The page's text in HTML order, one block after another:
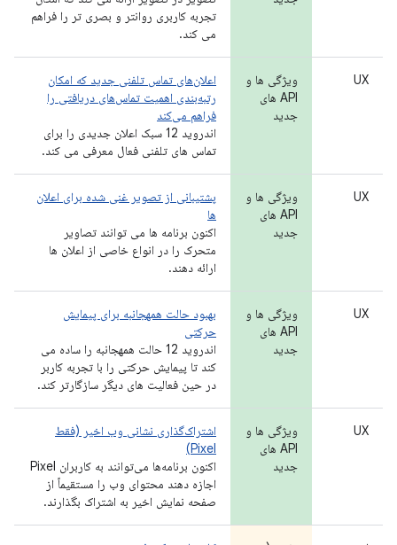
تجربه کاربری روانتر و بصری تر را فراهم
می کند.
UX
ویژگی ها و
API های
جدید
اعلان‌های تماس تلفنی جدید که امکان
رتبه‌بندی اهمیت تماس‌های دریافتی را
فراهم می‌کند
اندروید 12 سبک اعلان جدیدی را برای
تماس های تلفنی فعال معرفی می کند.
UX
ویژگی ها و
API های
جدید
پشتیبانی از تصویر غنی شده برای اعلان
ها
اکنون برنامه ها می توانند تصاویر
متحرک را در انواع خاصی از اعلان ها
ارائه دهند.
UX
ویژگی ها و
API های
جدید
بهبود حالت همهجانبه برای پیمایش
حرکتی
اندروید 12 حالت همهجانبه را ساده می
کند تا پیمایش حرکتی را با تجربه کاربر
در حین فعالیت های دیگر سازگارتر کند.
UX
ویژگی ها و
API های
جدید
اشتراک‌گذاری نشانی وب اخیر (فقط
Pixel)
اکنون برنامه‌ها می‌توانند به کاربران Pixel
اجازه دهند محتوای وب را مستقیماً از
صفحه نمایش اخیر به اشتراک بگذارند.